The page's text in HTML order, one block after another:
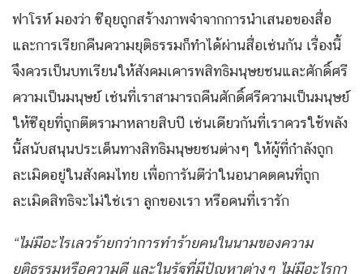
ฟาโรห์ มองว่า ซีอุยถูกสร้างภาพจำจากการนำเสนอของสื่อ
และการเรียกคืนความยุติธรรมก็ทำได้ผ่านสื่อเช่นกัน เรื่องนี้
จึงควรเป็นบทเรียนให้สังคมเคารพสิทธิมนุษยชนและศักดิ์ศรี
ความเป็นมนุษย์ เช่นที่เราสามารถคืนศักดิ์ศรีความเป็นมนุษย์
ให้ซีอุยที่ถูกตีตรามาหลายสิบปี เช่นเดียวกันที่เราควรใช้พลัง
นี้สนับสนุนประเด็นทางสิทธิมนุษยชนต่างๆ ให้ผู้ที่กำลังถูก
ละเมิดอยู่ในสังคมไทย เพื่อการันตีว่าในอนาคตคนที่ถูก
ละเมิดสิทธิจะไม่ใช่เรา ลูกของเรา หรือคนที่เรารัก
“ไม่มีอะไรเลวร้ายกว่าการทำร้ายคนในนามของความ
ยุติธรรมหรือความดี และในรัฐที่มีปัญหาต่างๆ ไม่มีอะไรกา